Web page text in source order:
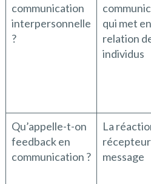
communication
interpersonnelle
?
qui met en
relation
individus
Qu’appelle-t-on
feedback en
communication ?
La
message